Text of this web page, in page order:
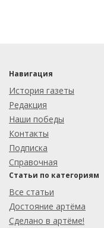
Навигация
История газеты
Редакция
Наши победы
Контакты
Подписка
Справочная
Статьи по категориям
Все статьи
Достояние артёма
Сделано в артёме!